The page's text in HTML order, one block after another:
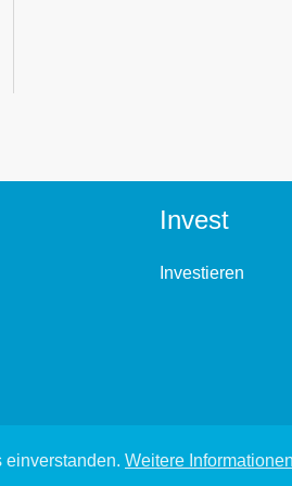
Invest
Investieren
einverstanden. Weitere Informationen